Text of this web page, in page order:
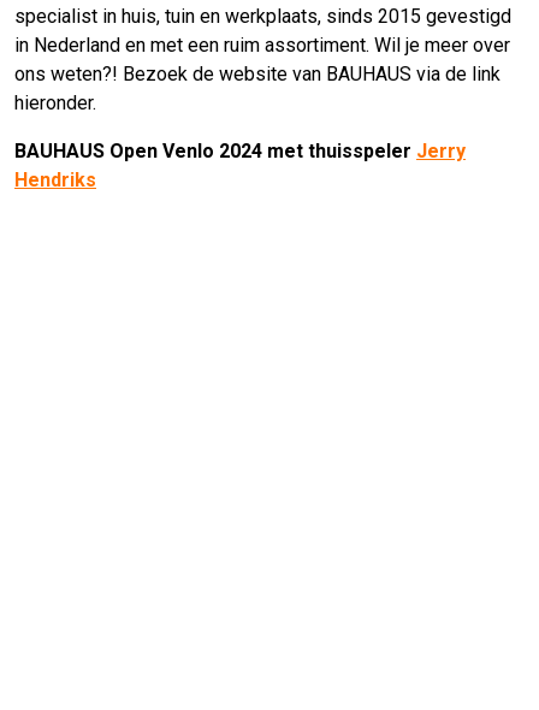
specialist in huis, tuin en werkplaats, sinds 2015 gevestigd
in Nederland en met een ruim assortiment. Wil je meer over
ons weten?! Bezoek de website van BAUHAUS via de link
hieronder.
BAUHAUS Open Venlo 2024 met thuisspeler Jerry
Hendriks